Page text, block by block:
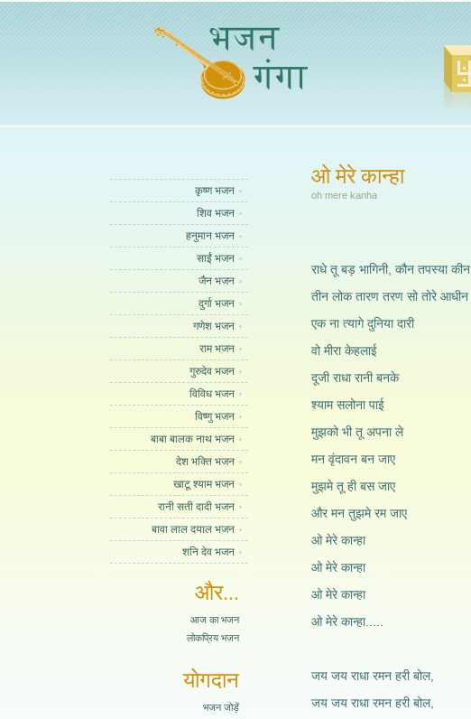
कृष्ण भजन
शिव भजन
हनुमान भजन
साईं भजन
जैन भजन
दुर्गा भजन
गणेश भजन
राम भजन
गुरुदेव भजन
विविध भजन
विष्णु भजन
बाबा बालक नाथ भजन
देश भक्ति भजन
खाटू श्याम भजन
रानी सती दादी भजन
बावा लाल दयाल भजन
शनि देव भजन
और...
आज का भजन
लोकप्रिय भजन
योगदान
भजन जोड़ें
ओ मेरे कान्हा
oh mere kanha
राधे तू बड़ भागिनी, कौन तपस्या कीन,
तीन लोक तारण तरण सो तोरे आधीन
एक ना त्यागे दुनिया दारी
वो मीरा केहलाई
दूजी राधा रानी बनके
श्याम सलोना पाई
मुझको भी तू अपना ले
मन वृंदावन बन जाए
मुझमे तू ही बस जाए
और मन तुझमे रम जाए
ओ मेरे कान्हा
ओ मेरे कान्हा
ओ मेरे कान्हा
ओ मेरे कान्हा.....
जय जय राधा रमन हरी बोल,
जय जय राधा रमन हरी बोल,